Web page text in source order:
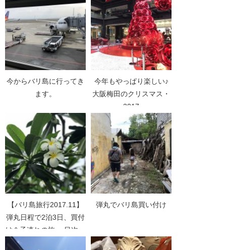
今からバリ島に行ってき
ます。
今年もやっぱり楽しい♪
大阪梅田のクリスマス・
2017
【バリ島旅行2017.11】
弾丸日程で2泊3日、買付
け＆子連れの旅 ＜目次＞
弾丸でバリ島買い付け